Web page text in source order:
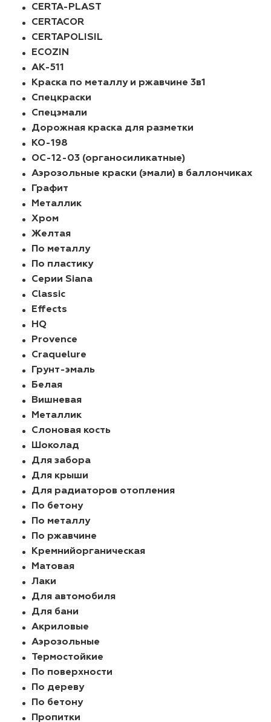
CERTA-PLAST
CERTACOR
CERTAPOLISIL
ECOZIN
АК-511
Краска по металлу и ржавчине 3в1
Спецкраски
Спецэмали
Дорожная краска для разметки
КО-198
ОС-12-03 (органосиликатные)
Аэрозольные краски (эмали) в баллончиках
Графит
Металлик
Хром
Желтая
По металлу
По пластику
Серии Siana
Classic
Effects
HQ
Provence
Craquelure
Грунт-эмаль
Белая
Вишневая
Металлик
Слоновая кость
Шоколад
Для забора
Для крыши
Для радиаторов отопления
По бетону
По металлу
По ржавчине
Кремнийорганическая
Матовая
Лаки
Для автомобиля
Для бани
Акриловые
Аэрозольные
Термостойкие
По поверхности
По дереву
По бетону
Пропитки